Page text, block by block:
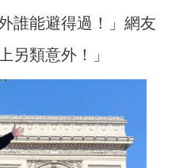
誰能避得過！」網友
另類意外！」